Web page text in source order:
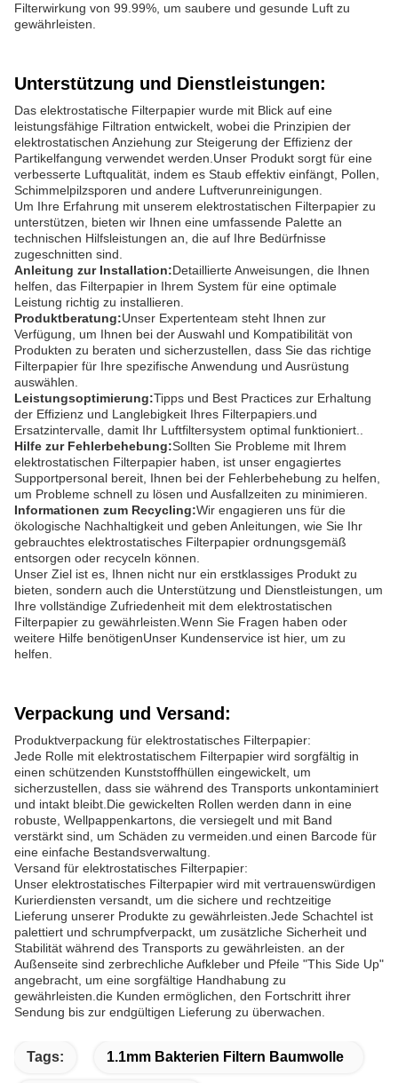
Filterwirkung von 99.99%, um saubere und gesunde Luft zu
gewährleisten.
Unterstützung und Dienstleistungen:
Das elektrostatische Filterpapier wurde mit Blick auf eine
leistungsfähige Filtration entwickelt, wobei die Prinzipien der
elektrostatischen Anziehung zur Steigerung der Effizienz der
Partikelfangung verwendet werden.Unser Produkt sorgt für eine
verbesserte Luftqualität, indem es Staub effektiv einfängt, Pollen,
Schimmelpilzsporen und andere Luftverunreinigungen.
Um Ihre Erfahrung mit unserem elektrostatischen Filterpapier zu
unterstützen, bieten wir Ihnen eine umfassende Palette an
technischen Hilfsleistungen an, die auf Ihre Bedürfnisse
zugeschnitten sind.
Anleitung zur Installation:Detaillierte Anweisungen, die Ihnen
helfen, das Filterpapier in Ihrem System für eine optimale
Leistung richtig zu installieren.
Produktberatung:Unser Expertenteam steht Ihnen zur
Verfügung, um Ihnen bei der Auswahl und Kompatibilität von
Produkten zu beraten und sicherzustellen, dass Sie das richtige
Filterpapier für Ihre spezifische Anwendung und Ausrüstung
auswählen.
Leistungsoptimierung:Tipps und Best Practices zur Erhaltung
der Effizienz und Langlebigkeit Ihres Filterpapiers.und
Ersatzintervalle, damit Ihr Luftfiltersystem optimal funktioniert..
Hilfe zur Fehlerbehebung:Sollten Sie Probleme mit Ihrem
elektrostatischen Filterpapier haben, ist unser engagiertes
Supportpersonal bereit, Ihnen bei der Fehlerbehebung zu helfen,
um Probleme schnell zu lösen und Ausfallzeiten zu minimieren.
Informationen zum Recycling:Wir engagieren uns für die
ökologische Nachhaltigkeit und geben Anleitungen, wie Sie Ihr
gebrauchtes elektrostatisches Filterpapier ordnungsgemäß
entsorgen oder recyceln können.
Unser Ziel ist es, Ihnen nicht nur ein erstklassiges Produkt zu
bieten, sondern auch die Unterstützung und Dienstleistungen, um
Ihre vollständige Zufriedenheit mit dem elektrostatischen
Filterpapier zu gewährleisten.Wenn Sie Fragen haben oder
weitere Hilfe benötigenUnser Kundenservice ist hier, um zu
helfen.
Verpackung und Versand:
Produktverpackung für elektrostatisches Filterpapier:
Jede Rolle mit elektrostatischem Filterpapier wird sorgfältig in
einen schützenden Kunststoffhüllen eingewickelt, um
sicherzustellen, dass sie während des Transports unkontaminiert
und intakt bleibt.Die gewickelten Rollen werden dann in eine
robuste, Wellpappenkartons, die versiegelt und mit Band
verstärkt sind, um Schäden zu vermeiden.und einen Barcode für
eine einfache Bestandsverwaltung.
Versand für elektrostatisches Filterpapier:
Unser elektrostatisches Filterpapier wird mit vertrauenswürdigen
Kurierdiensten versandt, um die sichere und rechtzeitige
Lieferung unserer Produkte zu gewährleisten.Jede Schachtel ist
palettiert und schrumpfverpackt, um zusätzliche Sicherheit und
Stabilität während des Transports zu gewährleisten. an der
Außenseite sind zerbrechliche Aufkleber und Pfeile "This Side Up"
angebracht, um eine sorgfältige Handhabung zu
gewährleisten.die Kunden ermöglichen, den Fortschritt ihrer
Sendung bis zur endgültigen Lieferung zu überwachen.
Tags: 1.1mm Bakterien Filtern Baumwolle